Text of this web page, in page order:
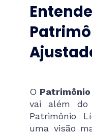
O
vai além do
Patrimônio
uma visão